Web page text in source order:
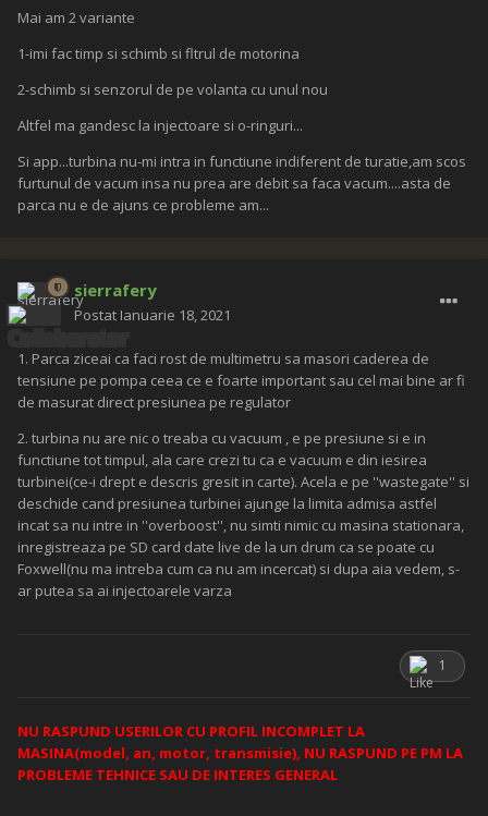
Mai am 2 variante
1-imi fac timp si schimb si fltrul de motorina
2-schimb si senzorul de pe volanta cu unul nou
Altfel ma gandesc la injectoare si o-ringuri...
Si app...turbina nu-mi intra in functiune indiferent de turatie,am scos
furtunul de vacum insa nu prea are debit sa faca vacum....asta de
parca nu e de ajuns ce probleme am...
sierrafery
Postat Ianuarie 18, 2021
1. Parca ziceai ca faci rost de multimetru sa masori caderea de
tensiune pe pompa ceea ce e foarte important sau cel mai bine ar fi
de masurat direct presiunea pe regulator
2. turbina nu are nic o treaba cu vacuum , e pe presiune si e in
functiune tot timpul, ala care crezi tu ca e vacuum e din iesirea
turbinei(ce-i drept e descris gresit in carte). Acela e pe ''wastegate'' si
deschide cand presiunea turbinei ajunge la limita admisa astfel
incat sa nu intre in ''overboost'', nu simti nimic cu masina stationara,
inregistreaza pe SD card date live de la un drum ca se poate cu
Foxwell(nu ma intreba cum ca nu am incercat) si dupa aia vedem, s-
ar putea sa ai injectoarele varza
1
NU RASPUND USERILOR CU PROFIL INCOMPLET LA
MASINA(model, an, motor, transmisie), NU RASPUND PE PM LA
PROBLEME TEHNICE SAU DE INTERES GENERAL